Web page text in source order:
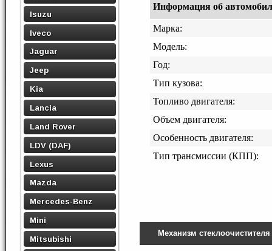
Isuzu
Iveco
Jaguar
Jeep
Kia
Lancia
Land Rover
LDV (DAF)
Lexus
Mazda
Mercedes-Benz
Mini
Mitsubishi
Информация об
Марка:
Модель:
Год:
Тип кузова:
Топливо двигателя:
Объем двигателя:
Особенность двигателя:
Тип трансмиссии (КПП):
Механизм